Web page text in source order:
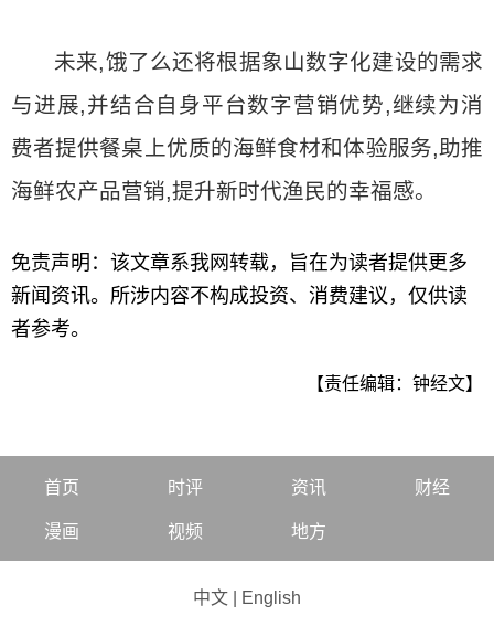
未来,饿了么还将根据象山数字化建设的需求
与进展,并结合自身平台数字营销优势,继续为消
费者提供餐桌上优质的海鲜食材和体验服务,助推
海鲜农产品营销,提升新时代渔民的幸福感。
免责声明：该文章系我网转载，旨在为读者提供更多
新闻资讯。所涉内容不构成投资、消费建议，仅供读
者参考。
【责任编辑：钟经文】
首页 时评 资讯 财经
漫画 视频 地方
中文 English